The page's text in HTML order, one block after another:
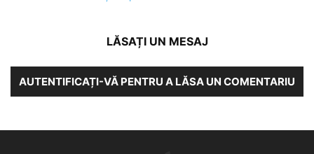
LĂSAȚI UN MESAJ
AUTENTIFICAȚI-VĂ PENTRU A LĂSA UN COMENTARIU